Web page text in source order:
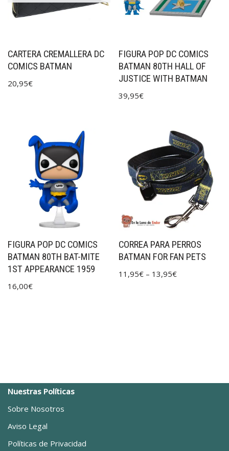
CARTERA CREMALLERA DC
COMICS BATMAN
20,95€
FIGURA POP DC COMICS
BATMAN 80TH HALL OF
JUSTICE WITH BATMAN
39,95€
FIGURA POP DC COMICS
BATMAN 80TH BAT-MITE
1ST APPEARANCE 1959
16,00€
CORREA PARA PERROS
BATMAN FOR FAN PETS
11,95€ – 13,95€
Nuestras Políticas
Sobre Nosotros
Aviso Legal
Políticas de Privacidad